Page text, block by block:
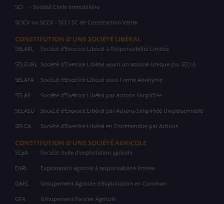
SCI - Société Civile Immobilière
SCICV ou SCCV - SCI / SC de Construction Vente
CONSTITUTION D'UNE SOCIÉTÉ LIBÉRAL
SELARL Société d'Exercice Libéral à Responsabilité Limitée
SELEURL Société d'Exercice Libéral ayant un associé Unique (ou SELU)
SELAFA Société d'Exercice Libéral sous Forme Anonyme
SELAS Société d'Exercice Libéral par Actions Simplifiée
SELASU Société d'Exercice Libéral par Actions Simplifiée Unipersonnelle
SELCA Société d'Exercice Libéral en Commandite par Actions
CONSTITUTION D'UNE SOCIÉTÉ AGRICOLE
SCEA Société civile d'exploitation agricole
EARL Exploitation agricole à responsabilité limitée
GAEC Groupement Agricole d'Exploitation en Commun
GFA Groupement Foncier Agricole